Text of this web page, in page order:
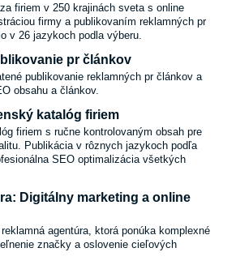
firiem v 250 krajinách sveta s online
firmy a publikovaním reklamných pr
v 26 jazykoch podla výberu.
pr článkov
publikovanie reklamných pr článkov a
obsahu a článkov.
katalóg firiem
firiem s ručne kontrolovaným obsah pre
Publikácia v rôznych jazykoch podľa
SEO optimalizácia všetkých
Digitálny marketing a online
agentúra, ktorá ponúka komplexné
značky a oslovenie cieľových